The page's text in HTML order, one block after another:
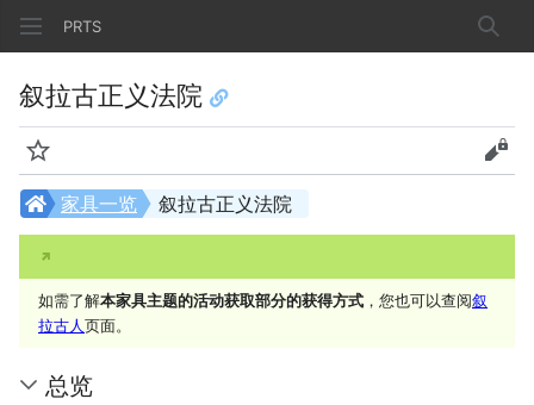
PRTS 搜索
叙拉古正义法院
监视 查看
叙拉古正义法院
家具一览
如需了解本家具主题的活动获取部分的获得方式 ，您也可以查阅叙
拉古人页面。
总览